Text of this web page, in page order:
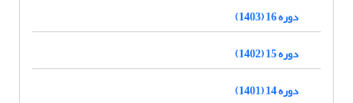
دوره 16 (1403)
دوره 15 (1402)
دوره 14 (1401)